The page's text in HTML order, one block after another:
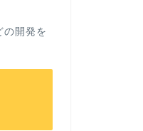
の開発を